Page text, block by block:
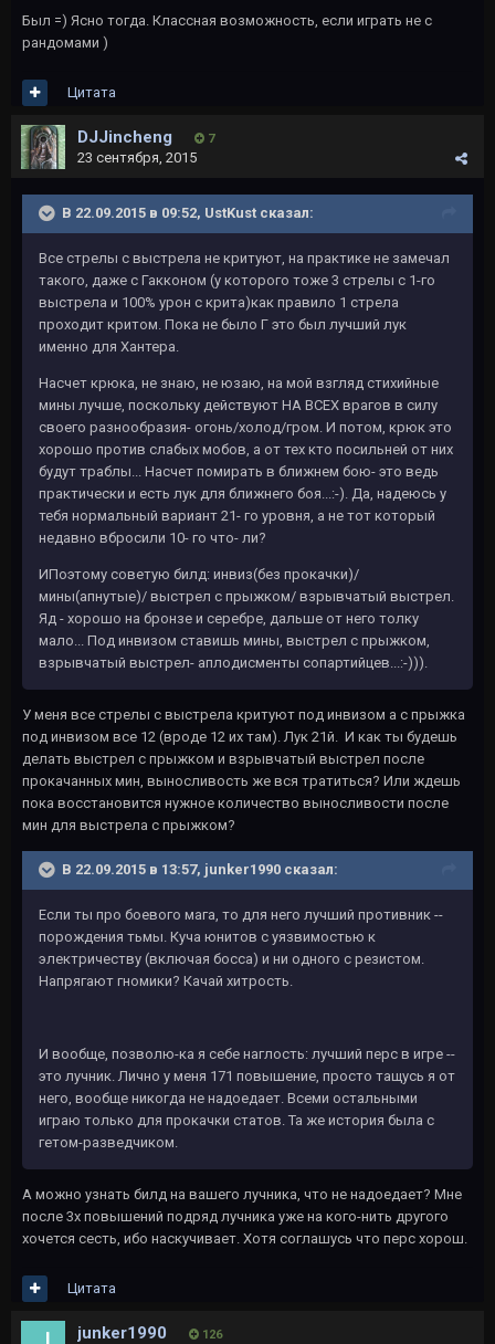
Был =) Ясно тогда. Классная возможность, если играть не с
рандомами )
Цитата
DJJincheng 7
23 сентября, 2015
В 22.09.2015 в 09:52, UstKust сказал:
Все стрелы с выстрела не критуют, на практике не замечал
такого, даже с Гакконом (у которого тоже 3 стрелы с 1-го
выстрела и 100% урон с крита)как правило 1 стрела
проходит критом. Пока не было Г это был лучший лук
именно для Хантера.
Насчет крюка, не знаю, не юзаю, на мой взгляд стихийные
мины лучше, поскольку действуют НА ВСЕХ врагов в силу
своего разнообразия- огонь/холод/гром. И потом, крюк это
хорошо против слабых мобов, а от тех кто посильней от них
будут траблы... Насчет помирать в ближнем бою- это ведь
практически и есть лук для ближнего боя...:-). Да, надеюсь у
тебя нормальный вариант 21- го уровня, а не тот который
недавно вбросили 10- го что- ли?
ИПоэтому советую билд: инвиз(без прокачки)/
мины(апнутые)/ выстрел с прыжком/ взрывчатый выстрел.
Яд - хорошо на бронзе и серебре, дальше от него толку
мало... Под инвизом ставишь мины, выстрел с прыжком,
взрывчатый выстрел- аплодисменты сопартийцев...:-))).
У меня все стрелы с выстрела критуют под инвизом а с прыжка
под инвизом все 12 (вроде 12 их там). Лук 21й. И как ты будешь
делать выстрел с прыжком и взрывчатый выстрел после
прокачанных мин, выносливость же вся тратиться? Или ждешь
пока восстановится нужное количество выносливости после
мин для выстрела с прыжком?
В 22.09.2015 в 13:57, junker1990 сказал:
Если ты про боевого мага, то для него лучший противник --
порождения тьмы. Куча юнитов с уязвимостью к
электричеству (включая босса) и ни одного с резистом.
Напрягают гномики? Качай хитрость.
И вообще, позволю-ка я себе наглость: лучший перс в игре --
это лучник. Лично у меня 171 повышение, просто тащусь я от
него, вообще никогда не надоедает. Всеми остальными
играю только для прокачки статов. Та же история была с
гетом-разведчиком.
А можно узнать билд на вашего лучника, что не надоедает? Мне
после 3х повышений подряд лучника уже на кого-нить другого
хочется сесть, ибо наскучивает. Хотя соглашусь что перс хорош.
Цитата
junker1990 126